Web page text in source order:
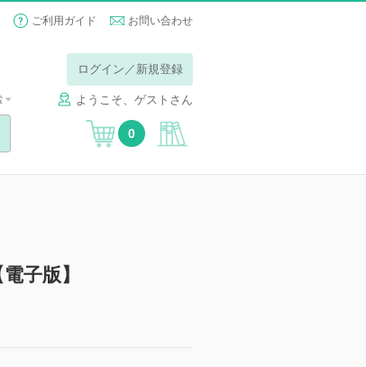
ご利用ガイド お問い合わせ
ログイン／新規登録
ようこそ、ゲストさん
0
子版】